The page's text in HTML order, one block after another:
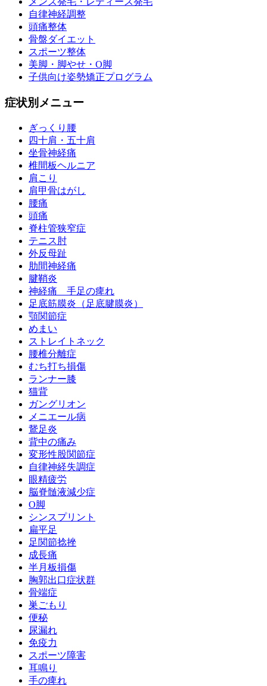
自律神経調整
頭痛整体
骨盤ダイエット
スポーツ整体
美脚・脚やせ・O脚
子供向け姿勢矯正プログラム
症状別メニュー
ぎっくり腰
四十肩・五十肩
坐骨神経痛
椎間板ヘルニア
肩こり
肩甲骨はがし
腰痛
頭痛
脊柱管狭窄症
テニス肘
外反母趾
肋間神経痛
腱鞘炎
神経痛 手足の痺れ
足底筋膜炎（足底腱膜炎）
顎関節症
めまい
ストレイトネック
腰椎分離症
むち打ち損傷
ランナー膝
猫背
ガングリオン
メニエール病
鵞足炎
背中の痛み
変形性股関節症
自律神経失調症
眼精疲労
脳脊髄液減少症
O脚
シンスプリント
扁平足
足関節捻挫
成長痛
半月板損傷
胸郭出口症状群
骨端症
巣ごもり
便秘
尿漏れ
免疫力
スポーツ障害
耳鳴り
手の痺れ